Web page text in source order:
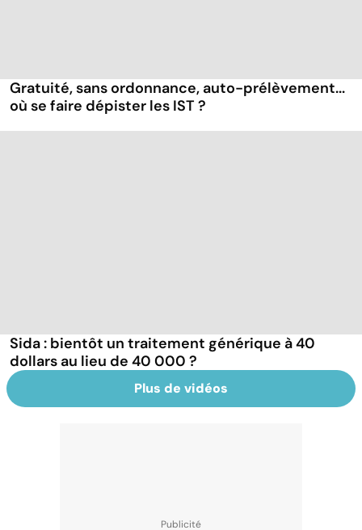
Gratuité, sans ordonnance, auto-prélèvement...
où se faire dépister les IST ?
Sida : bientôt un traitement générique à 40
dollars au lieu de 40 000 ?
Plus de vidéos